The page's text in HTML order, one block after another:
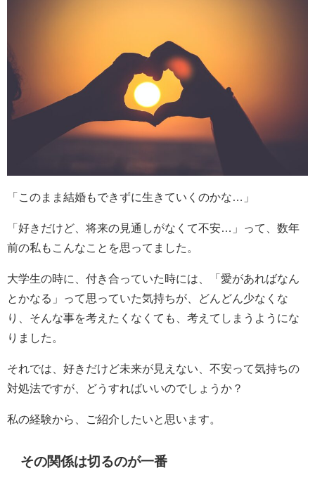
「このまま結婚もできずに生きていくのかな…」
「好きだけど、将来の見通しがなくて不安…」って、数年
前の私もこんなことを思ってました。
大学生の時に、付き合っていた時には、「愛があればなん
とかなる」って思っていた気持ちが、どんどん少なくな
り、そんな事を考えたくなくても、考えてしまうようにな
りました。
それでは、好きだけど未来が見えない、不安って気持ちの
対処法ですが、どうすればいいのでしょうか？
私の経験から、ご紹介したいと思います。
その関係は切るのが一番